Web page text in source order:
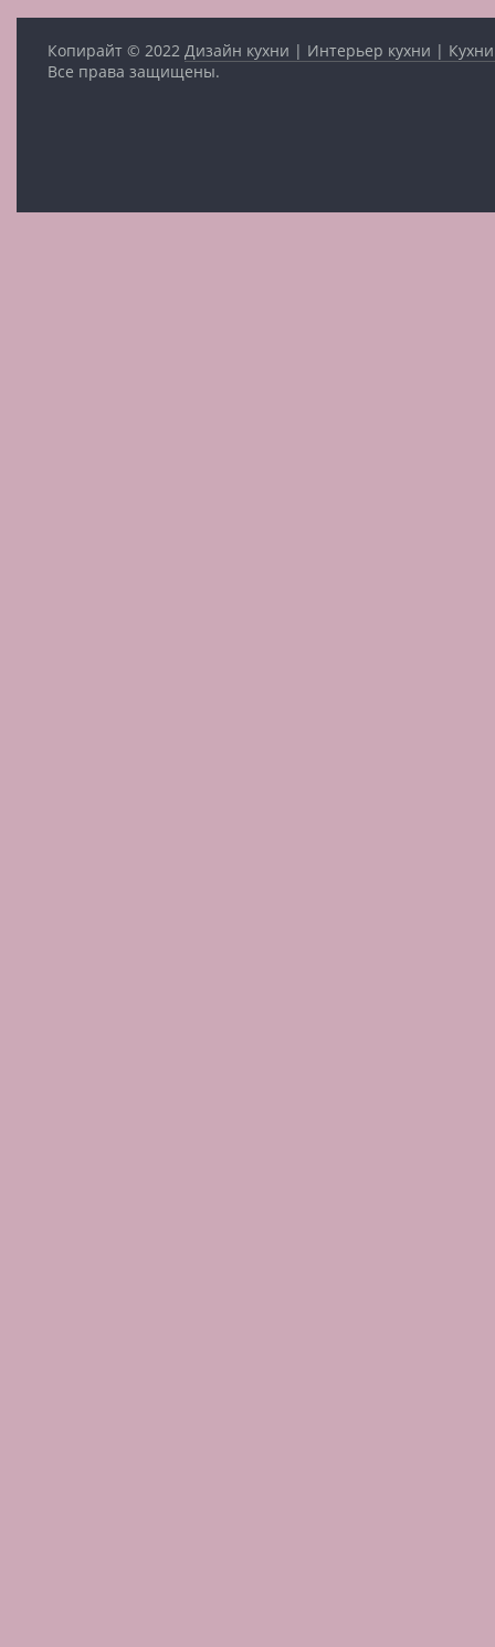
Копирайт © 2022 Дизайн кухни | Интерьер кухни |
Все права защищены.